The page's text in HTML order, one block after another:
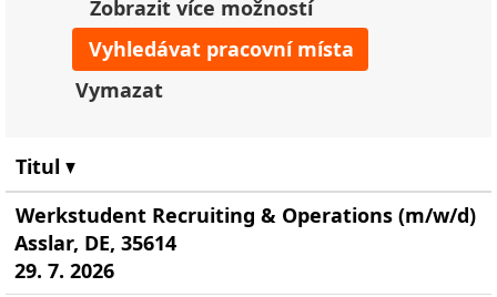
Zobrazit více možností
Vymazat
Titul
Werkstudent Recruiting & Operations (m/w/d)
Asslar, DE, 35614
29. 7. 2026